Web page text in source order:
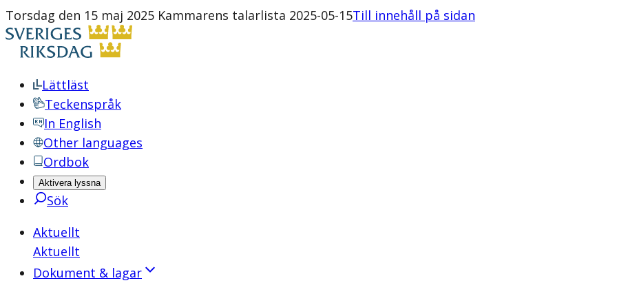
Torsdag den 15 maj 2025 Kammarens talarlista 2025-05-15Till innehåll på sidan
Lättläst
Teckenspråk
In English
Other languages
Ordbok
Aktivera lyssna
Sök
Aktuellt
Aktuellt
Dokument & lagar